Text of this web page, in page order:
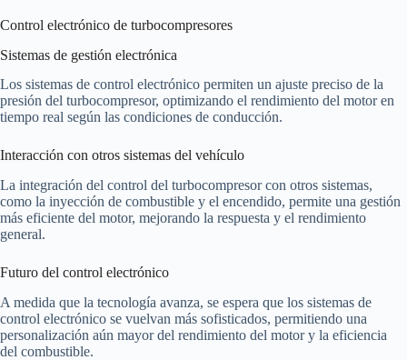
Control electrónico de turbocompresores
Sistemas de gestión electrónica
Los sistemas de control electrónico permiten un ajuste preciso de la
presión del turbocompresor, optimizando el rendimiento del motor en
tiempo real según las condiciones de conducción.
Interacción con otros sistemas del vehículo
La integración del control del turbocompresor con otros sistemas,
como la inyección de combustible y el encendido, permite una gestión
más eficiente del motor, mejorando la respuesta y el rendimiento
general.
Futuro del control electrónico
A medida que la tecnología avanza, se espera que los sistemas de
control electrónico se vuelvan más sofisticados, permitiendo una
personalización aún mayor del rendimiento del motor y la eficiencia
del combustible.